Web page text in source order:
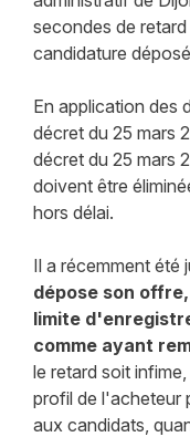
secondes de
candidature
En application des
décret du 25 mars
décret du 25 mars
doivent être
hors délai.
Il a récemment été
dépose son
limite
comme ayant
le retard soit
profil de l'acheteur
aux candidats,